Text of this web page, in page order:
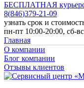
БЕСПЛАТНАЯ
8(846)379-21-09
узнать срок и
пн-пт 10:00-20:00, сб-
Главная
О компании
Блог компании
Отзывы клиентов